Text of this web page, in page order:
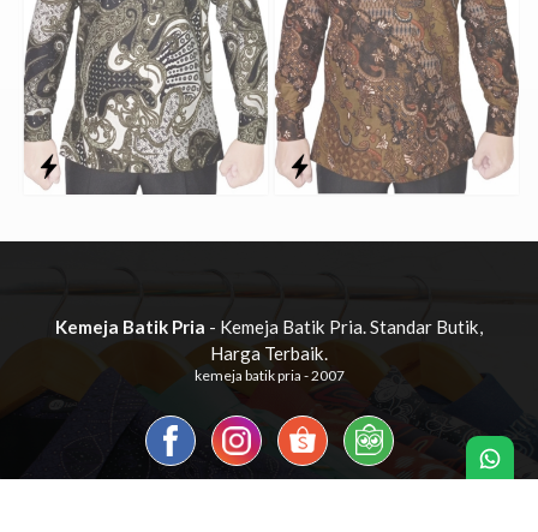
Kemeja Batik Pria - Kemeja Batik Pria. Standar Butik,
Harga Terbaik.
kemeja batik pria - 2007